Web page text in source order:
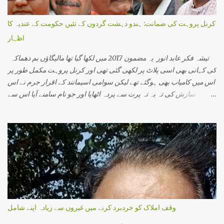
کرنل پروہت کی ضمانت: ہندو دہشت گردوں کے تئیں حکومت کے عندیہ کا
اظہار
کی کہانی بھی اسی پلاٹ پر لکھی گئی تھی اور کرنل پروہت مکمل طور پر
اس میں کامیاب بھی ہوگئے تھے لیکن سوامی اسیمانند کے اقرار جرم نے اس
سازش کی تہ بہ تہ پرت سے پردہ اٹھایا اور جو نام سامنے آیا اس سے
طور پرجانے جاتے تھے۔ اس میں پرگیہ سنگھ ٹھاکر، کرنل پروہت، سوامی
اسیمانند اور آر ایس ایس سے وابستہ کئی سینئر پرچارک شامل تھے۔
ہندوستانی انتظامی اور سیکورٹی مشنری کی سب سے افسوسناک بات یہ
ہے کہ وہ کسی ہندو کو دہشت گرد تسلیم نہیں کرتی۔ ان کے خیال میں
دہشت گردی کے واقعات صرف مسلم نوجوان ہی انجام دیتے ہیں۔ ورنہ کیا
وجہ ہے کہ ہر چھوٹی بڑی بات پر نظر رکھنے والی خفیہ ایجنسی کو دھماکے
کے بارے میں کچھ معلوم نہیں ہوتایا وہ جان بوجھ کر انجان بن جاتے ہیں کہ
کسی مسلمان کو پکڑ لیں گے اور کیس حل ہوجائے گا۔ مالیگاؤں میں عین
وقف املاک کو خردبرد کرنے میں غیروں سے زیادہ اپنے شامل